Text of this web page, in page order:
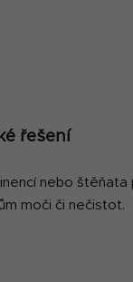
řešení
nebo
moči či nečistot.